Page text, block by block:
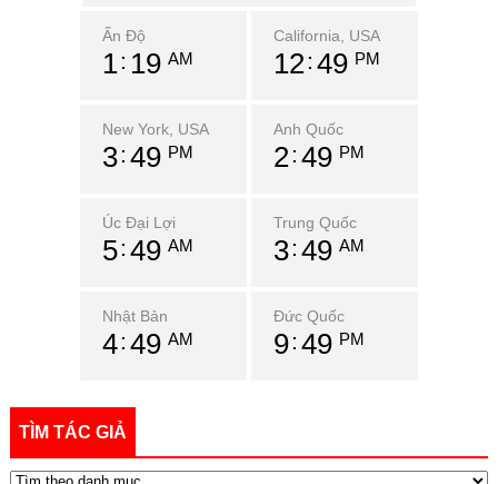
Ấn Độ
1 19 AM
California, USA
12 49 PM
New York, USA
3 49 PM
Anh Quốc
2 49 PM
Úc Đại Lợi
5 49 AM
Trung Quốc
3 49 AM
Nhật Bản
4 49 AM
Đức Quốc
9 49 PM
TÌM TÁC GIẢ